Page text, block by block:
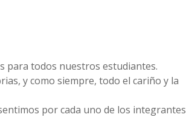
para todos nuestros estudiantes.
y como siempre, todo el cariño y la
por cada uno de los integrantes